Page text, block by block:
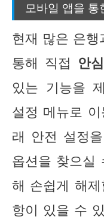
모바일 앱을 통
현재 많은 은
통해 직접 안
있는 기능을
설정 메뉴로
래 안전 설정
옵션을 찾으실
해 손쉽게 해
항이 있을 수